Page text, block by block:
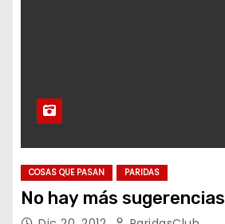
COSAS QUE PASAN PARIDAS
No hay más sugerencias